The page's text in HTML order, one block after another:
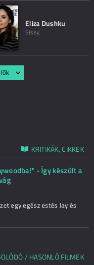
Eliza Dushku
Sissy
KRITIKÁK, CIKKEK
- Így készült a
egy egész estés Jay és
/ HASONLÓ FILMEK